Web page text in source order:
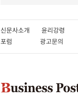
신문사소개 윤리강령
포럼
광고문의